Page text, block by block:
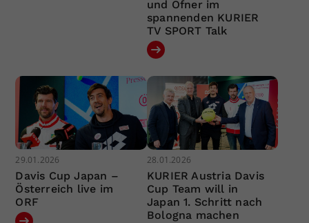
und Ofner im
spannenden KURIER
TV SPORT Talk
29.01.2026
Davis Cup Japan –
Österreich live im
ORF
28.01.2026
KURIER Austria Davis
Cup Team will in
Japan 1. Schritt nach
Bologna machen